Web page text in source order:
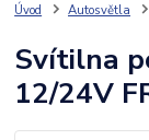
Úvod Autosvětla
Svítilna
12/24V